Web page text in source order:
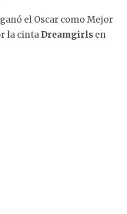
el Oscar como Mejor
la cintaDreamgirls en